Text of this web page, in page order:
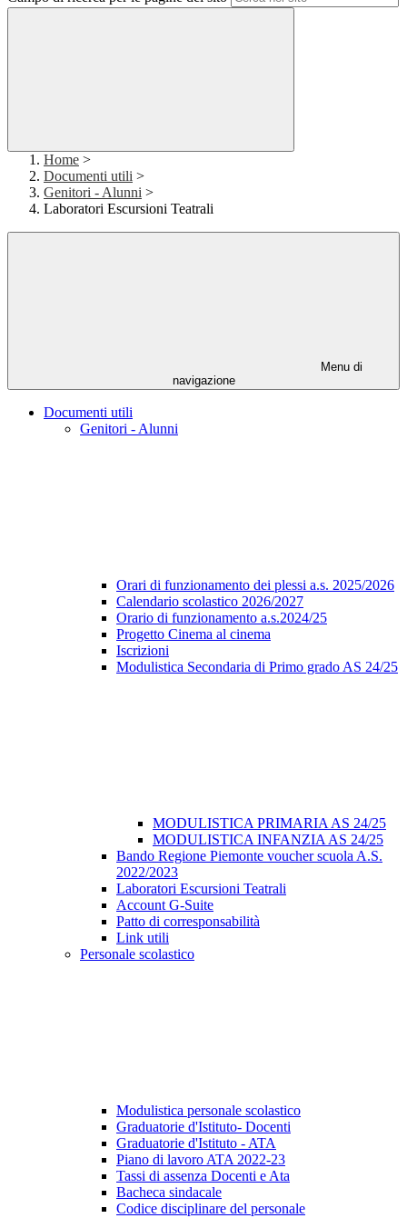
Home >
Documenti utili >
Genitori - Alunni >
Laboratori Escursioni Teatrali
Menu di
navigazione
Documenti utili
Genitori - Alunni
Orari di funzionamento dei plessi a.s. 2025/2026
Calendario scolastico 2026/2027
Orario di funzionamento a.s.2024/25
Progetto Cinema al cinema
Iscrizioni
Modulistica Secondaria di Primo grado AS 24/25
MODULISTICA PRIMARIA AS 24/25
MODULISTICA INFANZIA AS 24/25
Bando Regione Piemonte voucher scuola A.S.
2022/2023
Laboratori Escursioni Teatrali
Account G-Suite
Patto di corresponsabilità
Link utili
Personale scolastico
Modulistica personale scolastico
Graduatorie d'Istituto- Docenti
Graduatorie d'Istituto - ATA
Piano di lavoro ATA 2022-23
Tassi di assenza Docenti e Ata
Bacheca sindacale
Codice disciplinare del personale